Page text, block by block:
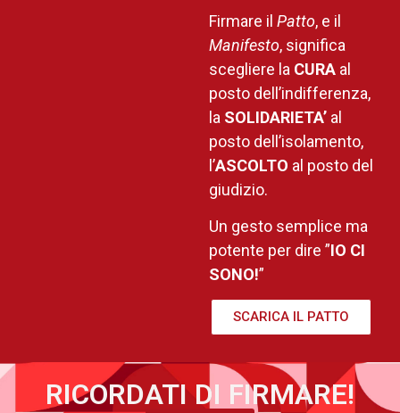
Firmare il Patto, e il
Manifesto, significa
scegliere la CURAal
posto dell’indifferenza,
la SOLIDARIETA’al
posto dell’isolamento,
l’ASCOLTO al posto del
giudizio.
Un gesto semplice ma
potente per dire ”IO CI
SONO!”
SCARICA IL PATTO
RICORDATI DI FIRMARE!